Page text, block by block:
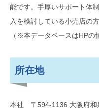
能です。手厚いサポート体
入を検討している小売店の
（※本データベースはHPの
所在地
本社 〒594-1136 大阪府和